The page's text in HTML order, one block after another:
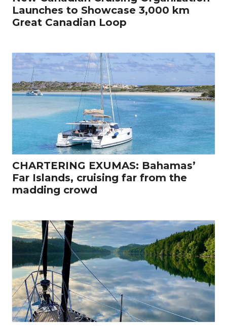
Launches to Showcase 3,000 km
Great Canadian Loop
CHARTERING EXUMAS: Bahamas’
Far Islands, cruising far from the
madding crowd